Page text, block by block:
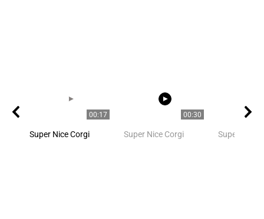
00:17
Super Nice Corgi
00:30
Super Nice Corgi Super Nice